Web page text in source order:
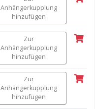
Anhängerkupplung
hinzufügen
Zur
Anhängerkupplung
hinzufügen
Zur
Anhängerkupplung
hinzufügen